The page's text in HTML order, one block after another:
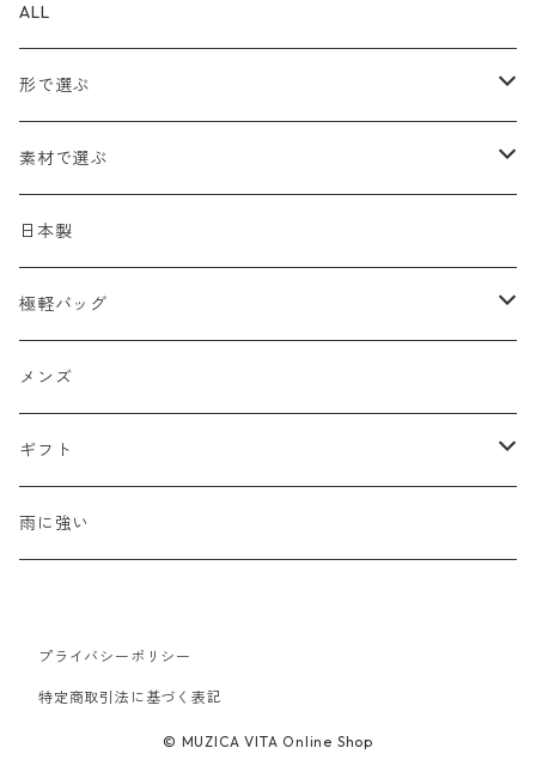
ALL
形で選ぶ
トートバッグ
ショルダーバッグ
2WAY
リュック
ビジネスバッグ
ハンドバッグ
素材で選ぶ
メッシュ
エナメル
革Ｘ異素材コンビ
牛革
水牛革
豚革
日本製
極軽バッグ
メンズ
レディース
メンズ
ギフト
母の日
バレンタイン
雨に強い
プライバシーポリシー
特定商取引法に基づく表記
© MUZICA VITA Online Shop